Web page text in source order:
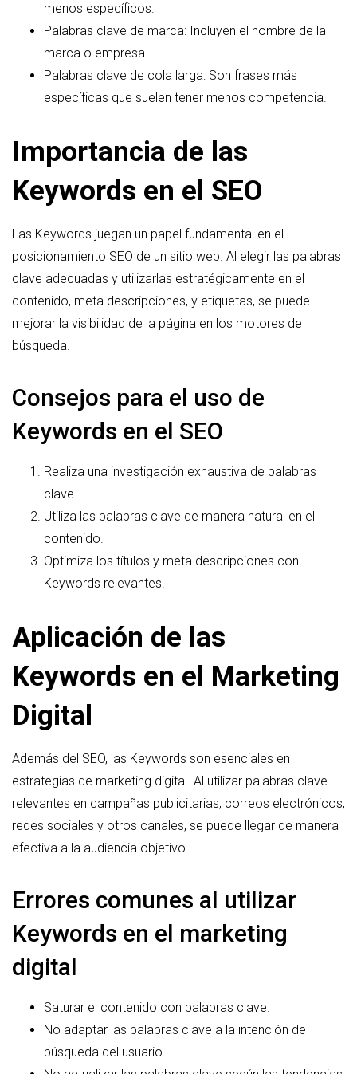
menos específicos.
Palabras clave de marca: Incluyen el nombre de la
marca o empresa.
Palabras clave de cola larga: Son frases más
específicas que suelen tener menos competencia.
Importancia de las
Keywords en el SEO
Las Keywords juegan un papel fundamental en el
posicionamiento SEO de un sitio web. Al elegir las palabras
clave adecuadas y utilizarlas estratégicamente en el
contenido, meta descripciones, y etiquetas, se puede
mejorar la visibilidad de la página en los motores de
búsqueda.
Consejos para el uso de
Keywords en el SEO
Realiza una investigación exhaustiva de palabras
clave.
Utiliza las palabras clave de manera natural en el
contenido.
Optimiza los títulos y meta descripciones con
Keywords relevantes.
Aplicación de las
Keywords en el Marketing
Digital
Además del SEO, las Keywords son esenciales en
estrategias de marketing digital. Al utilizar palabras clave
relevantes en campañas publicitarias, correos electrónicos,
redes sociales y otros canales, se puede llegar de manera
efectiva a la audiencia objetivo.
Errores comunes al utilizar
Keywords en el marketing
digital
Saturar el contenido con palabras clave.
No adaptar las palabras clave a la intención de
búsqueda del usuario.